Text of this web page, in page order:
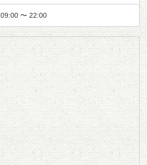
09:00 〜 22:00